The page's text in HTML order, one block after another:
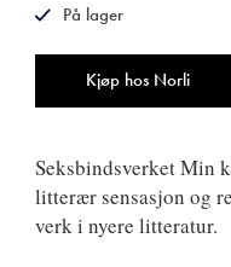
Kjøp hos Norli
På lager
Seksbindsverket Min
litterær sensasjon og
verk i nyere litteratur.